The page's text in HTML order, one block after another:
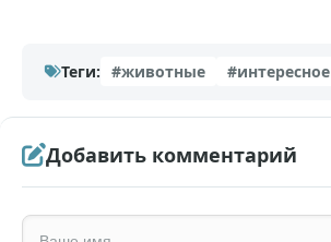
Теги: #животные #интересное
Добавить комментарий